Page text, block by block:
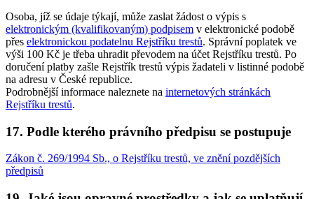
Osoba, jíž se údaje týkají, může zaslat žádost o výpis s
elektronickým (kvalifikovaným) podpisem v elektronické podobě
přes elektronickou podatelnu Rejstříku trestů. Správní poplatek ve
výši 100 Kč je třeba uhradit převodem na účet Rejstříku trestů. Po
doručení platby zašle Rejstřík trestů výpis žadateli v listinné podobě
na adresu v České republice.
Podrobnější informace naleznete na internetových stránkách
Rejstříku trestů.
17. Podle kterého právního předpisu se postupuje
Zákon č. 269/1994 Sb., o Rejstříku trestů, ve znění pozdějších
předpisů